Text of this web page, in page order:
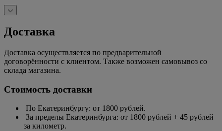
Доставка
Доставка осуществляется по предварительной
договорённости с клиентом. Также возможен самовывоз со
склада магазина.
Стоимость доставки
По Екатеринбургу: от 1800 рублей.
За пределы Екатеринбурга: от 1800 рублей + 45 рублей
за километр.